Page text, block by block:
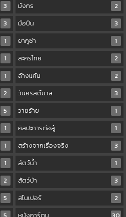
3 มังกร
2
3 มือปืน
3
1 ยากูซ่า
1
1 ละครไทย
2
1 ล้างแค้น
2
2 วันคริสต์มาส
3
5 วายร้าย
1
1 ศิลปะการต่อสู้
1
1 สร้างจากเรื่องจริง
3
1 สัตว์น้ำ
1
2 สัตว์ป่า
3
5 สไนเปอร์
2